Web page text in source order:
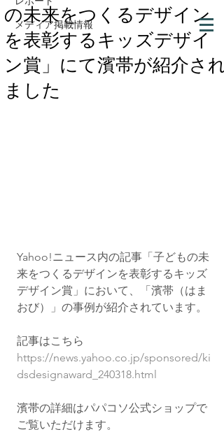
メディア掲載情報
の未来をつくるデザイン
を表彰するキッズデザイ
ン賞」にて濱帯が紹介され
ました
Yahoo!ニュース内の記事「子どもの未
来をつくるデザインを表彰するキッズ
デザイン賞」において、「濱帯（はま
おび）」の事例が紹介されています。
記事はこちら
https://news.yahoo.co.jp/sponsored/ki
dsdesignaward_240318.html
濱帯の詳細はパパコソ公式ショップで
ご覧いただけます。